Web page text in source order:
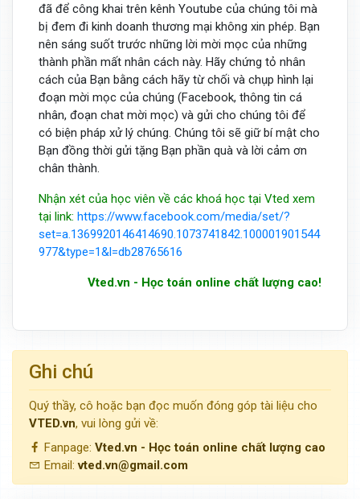
đã để công khai trên kênh Youtube của chúng tôi mà
bị đem đi kinh doanh thương mại không xin phép. Bạn
nên sáng suốt trước những lời mời mọc của những
thành phần mất nhân cách này. Hãy chứng tỏ nhân
cách của Bạn bằng cách hãy từ chối và chụp hình lại
đoạn mời mọc của chúng (Facebook, thông tin cá
nhân, đoạn chat mời mọc) và gửi cho chúng tôi để
có biện pháp xử lý chúng. Chúng tôi sẽ giữ bí mật cho
Bạn đồng thời gửi tặng Bạn phần quà và lời cảm ơn
chân thành.
Nhận xét của học viên về các khoá học tại Vted xem
tại link: https://www.facebook.com/media/set/?
set=a.1369920146414690.1073741842.100001901544
977&type=1&l=db28765616
Vted.vn - Học toán online chất lượng cao!
Ghi chú
Quý thầy, cô hoặc bạn đọc muốn đóng góp tài liệu cho
VTED.vn, vui lòng gửi về:
Fanpage: Vted.vn - Học toán online chất lượng cao
Email:vted.vn@gmail.com